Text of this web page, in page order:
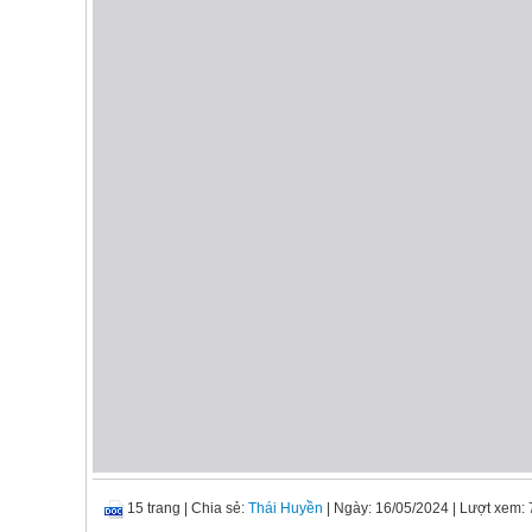
15 trang Chia sẻ: Thái Huyền | Ngày: 16/05/2024 | Lượt xem: